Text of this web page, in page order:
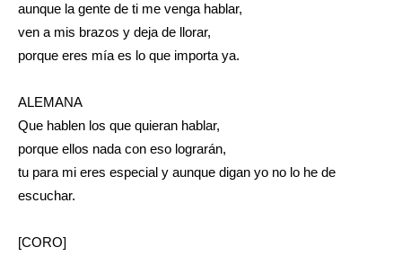
aunque la gente de ti me venga hablar,
ven a mis brazos y deja de llorar,
porque eres mía es lo que importa ya.
ALEMANA
Que hablen los que quieran hablar,
porque ellos nada con eso lograrán,
tu para mi eres especial y aunque digan yo no lo he de
escuchar.
[CORO]